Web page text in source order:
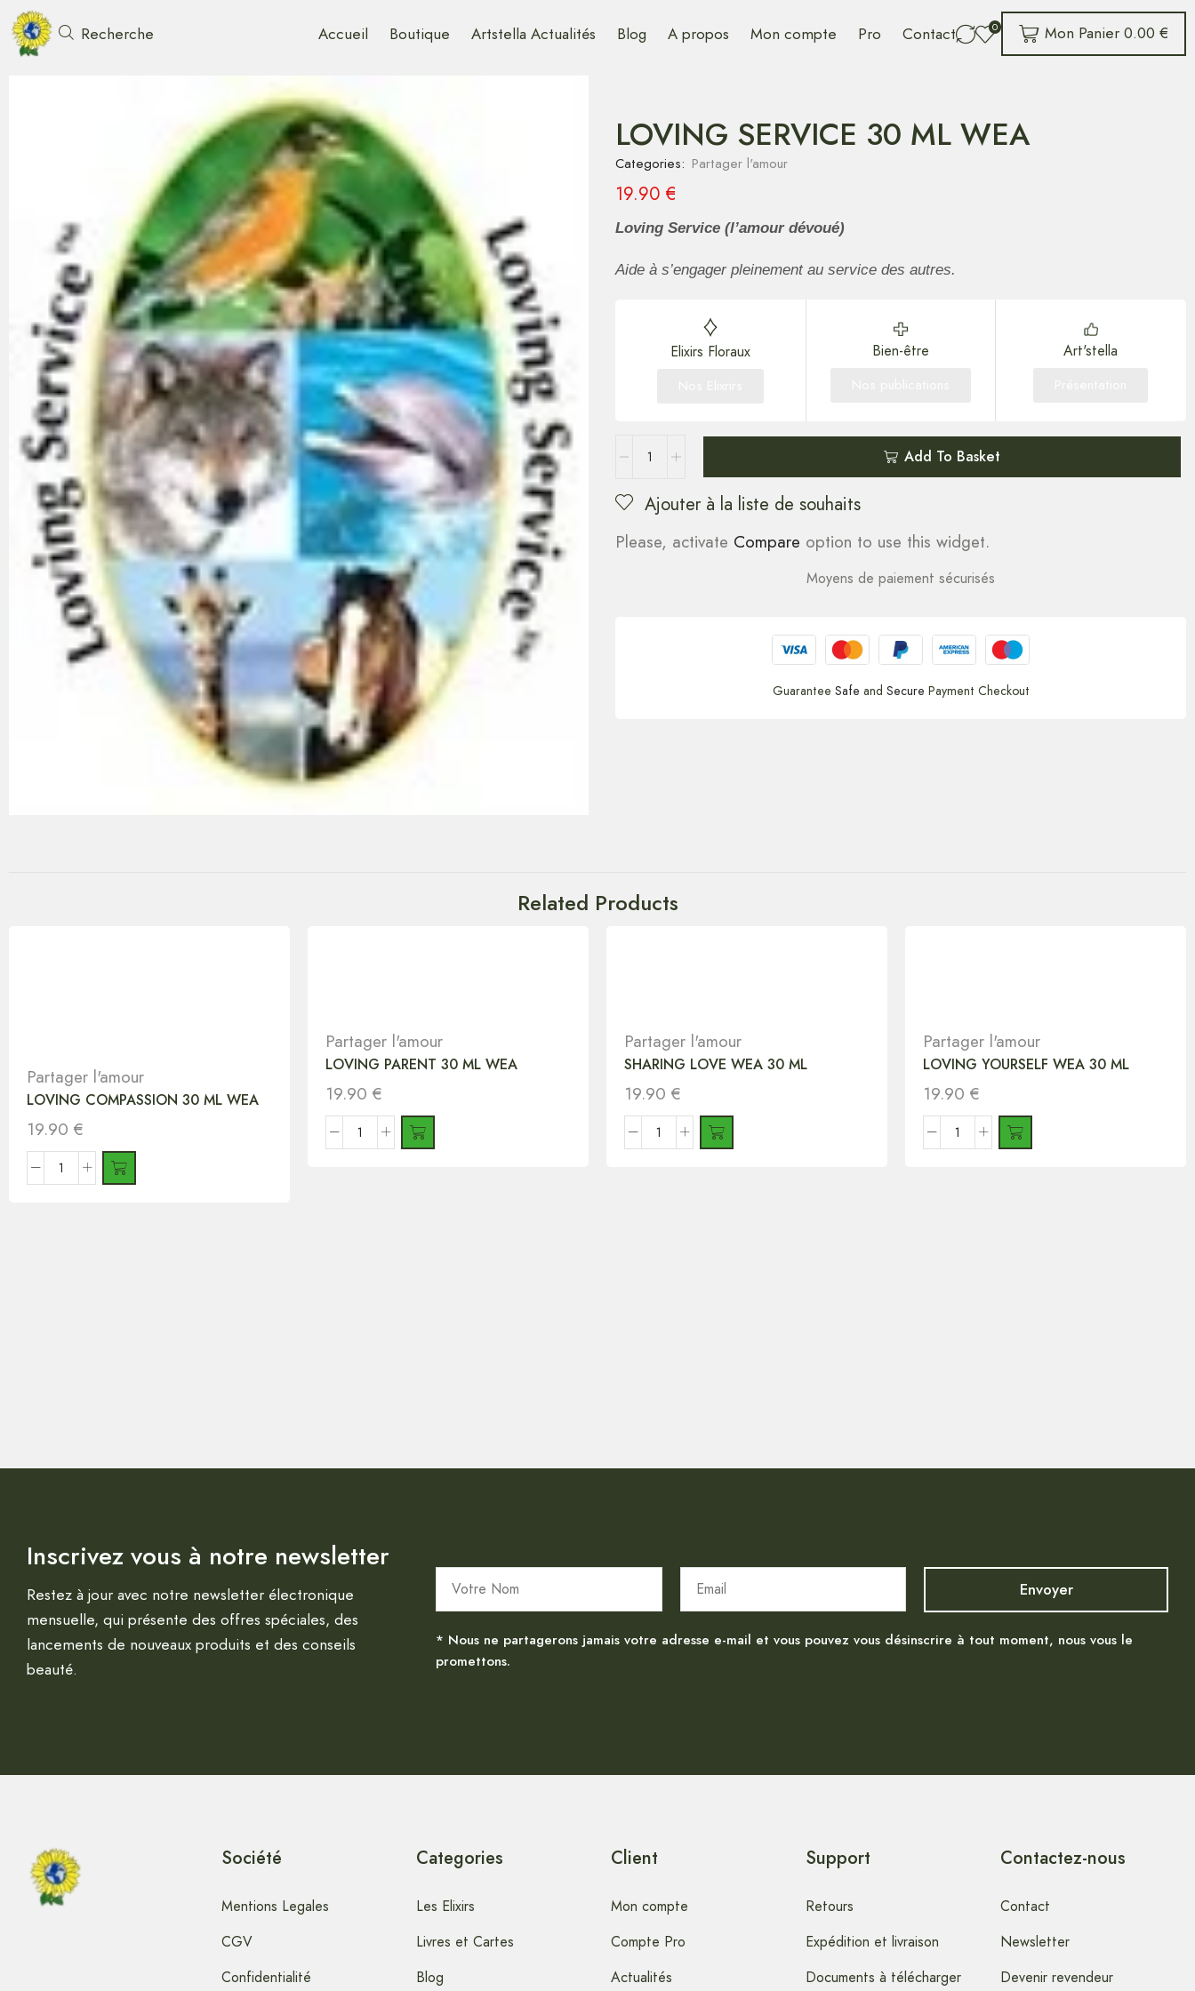
Recherche Accueil Boutique Artstella Actualités Blog A propos Mon compte Pro Contact 0 Mon Panier 0.00 €
LOVING SERVICE 30 ML WEA
Categories: Partager l'amour
19.90 €
Loving Service (l’amour dévoué)
Aide à s’engager pleinement au service des autres.
Elixirs Floraux Bien-être Art'stella
Add To Basket
Ajouter à la liste de souhaits
Please, activate Compare option to use this widget.
Moyens de paiement sécurisés
Guarantee Safe and Secure Payment Checkout
Related Products
Partager l'amour
LOVING COMPASSION 30 ML WEA
19.90 €
Partager l'amour
LOVING PARENT 30 ML WEA
19.90 €
Partager l'amour
SHARING LOVE WEA 30 ML
19.90 €
Partager l'amour
LOVING YOURSELF WEA 30 ML
19.90 €
Inscrivez vous à notre newsletter
Restez à jour avec notre newsletter électronique
mensuelle, qui présente des offres spéciales, des
lancements de nouveaux produits et des conseils
beauté.
* Nous ne partagerons jamais votre adresse e-mail et vous pouvez vous désinscrire à tout moment, nous vous le
promettons.
Société
Mentions Legales
CGV
Confidentialité
Categories
Les Elixirs
Livres et Cartes
Blog
Client
Mon compte
Compte Pro
Actualités
Support
Retours
Expédition et livraison
Documents à télécharger
Contactez-nous
Contact
Newsletter
Devenir revendeur